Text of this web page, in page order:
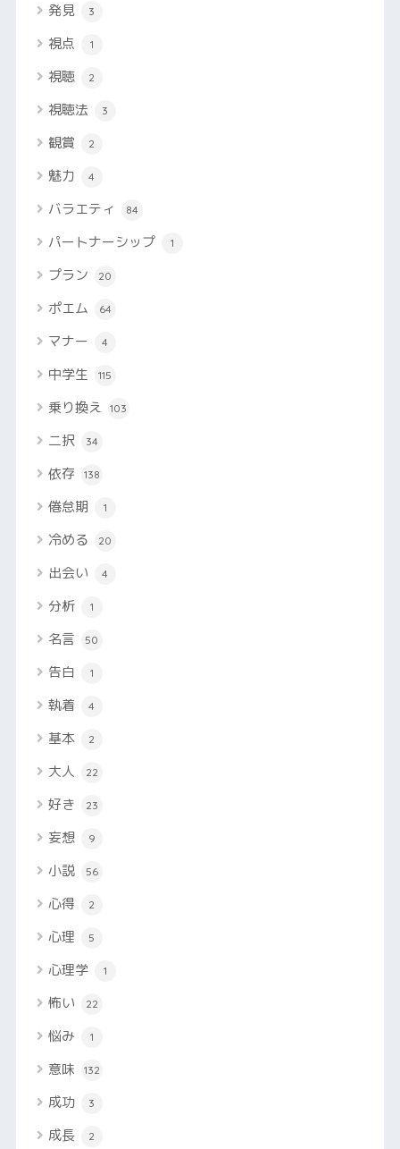
発見 3
視点 1
視聴 2
視聴法 3
観賞 2
魅力 4
バラエティ 84
パートナーシップ 1
プラン 20
ポエム 64
マナー 4
中学生 115
乗り換え 103
二択 34
依存 138
倦怠期 1
冷める 20
出会い 4
分析 1
名言 50
告白 1
執着 4
基本 2
大人 22
好き 23
妄想 9
小説 56
心得 2
心理 5
心理学 1
怖い 22
悩み 1
意味 132
成功 3
成長 2